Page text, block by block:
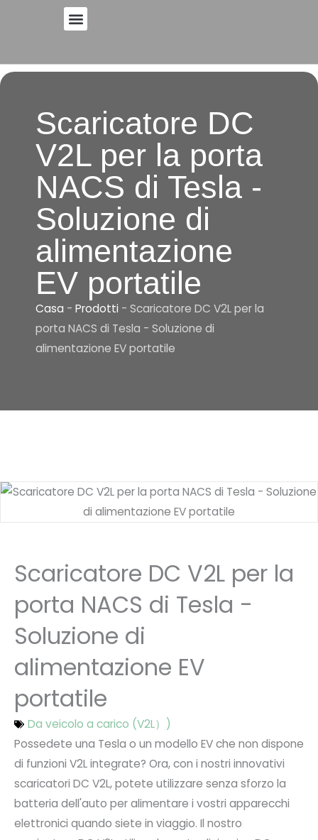
Scaricatore DC
V2L per la porta
NACS di Tesla -
Soluzione di
alimentazione
EV portatile
Casa - Prodotti - Scaricatore DC V2L per la
porta NACS di Tesla - Soluzione di
alimentazione EV portatile
Scaricatore DC V2L per la
porta NACS di Tesla -
Soluzione di
alimentazione EV
portatile
Da veicolo a carico (V2L）)
Possedete una Tesla o un modello EV che non dispone
di funzioni V2L integrate? Ora, con i nostri innovativi
scaricatori DC V2L, potete utilizzare senza sforzo la
batteria dell'auto per alimentare i vostri apparecchi
elettronici quando siete in viaggio. Il nostro